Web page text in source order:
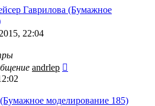
Гаврилова (Бумажное
22:04
andrlep
моделирование 185)